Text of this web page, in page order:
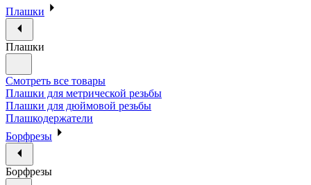
Плашки
Плашки
Смотреть все товары
Плашки для метрической резьбы
Плашки для дюймовой резьбы
Плашкодержатели
Борфрезы
Борфрезы